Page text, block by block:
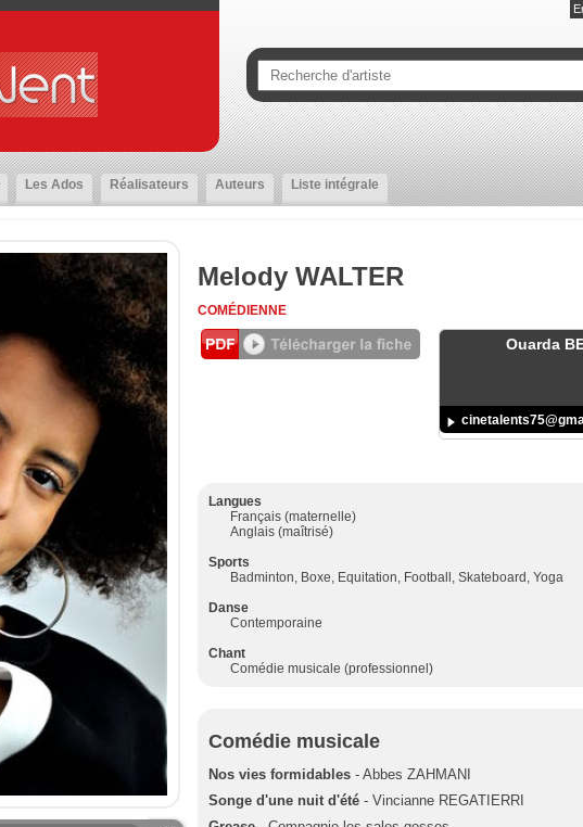
Les Ados Réalisateurs Auteurs Liste intégrale
Melody WALTER
COMÉDIENNE
Ouarda
Langues
Français (maternelle)
Anglais (maîtrisé)
Sports
Badminton, Boxe, Equitation, Football, Skateboard, Yoga
Danse
Contemporaine
Chant
Comédie musicale (professionnel)
Comédie musicale
Nos vies formidables - Abbes ZAHMANI
Songe d'une nuit d'été - Vincianne REGATIERRI